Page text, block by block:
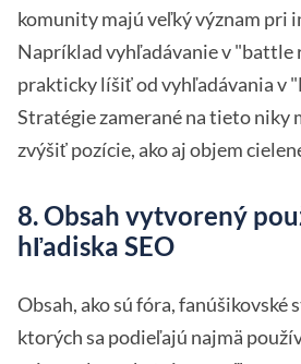
komunity majú veľký význam pri
Napríklad vyhľadávanie v "battle
prakticky líšiť od vyhľadávania v
Stratégie zamerané na tieto niky
zvýšiť pozície, ako aj objem
8. Obsah vytvorený
hľadiska SEO
Obsah, ako sú fóra, fanúšikovské
ktorých sa podieľajú najmä